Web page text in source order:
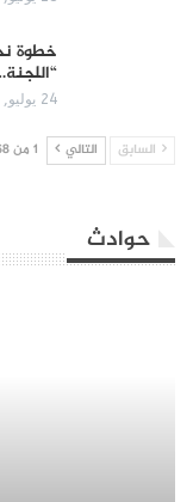
​خطوة
24 يوليو, 2026
السابق التالي 1 من 168
حوادث